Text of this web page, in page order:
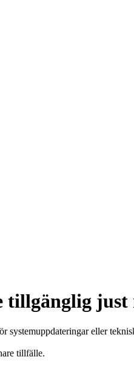
tillgänglig just
systemuppdateringar eller
tillfälle.